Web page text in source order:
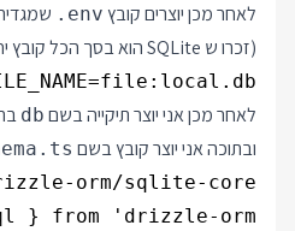
לאחר מכן יוצרים קובץ .env
(זכרו ש SQLite הוא בסך הכל קובץ יחיד), למשל אני משתמש ב:
לאחר מכן אני יוצר תיקייה בשם db
ובתוכה אני יוצר קובץ בשם